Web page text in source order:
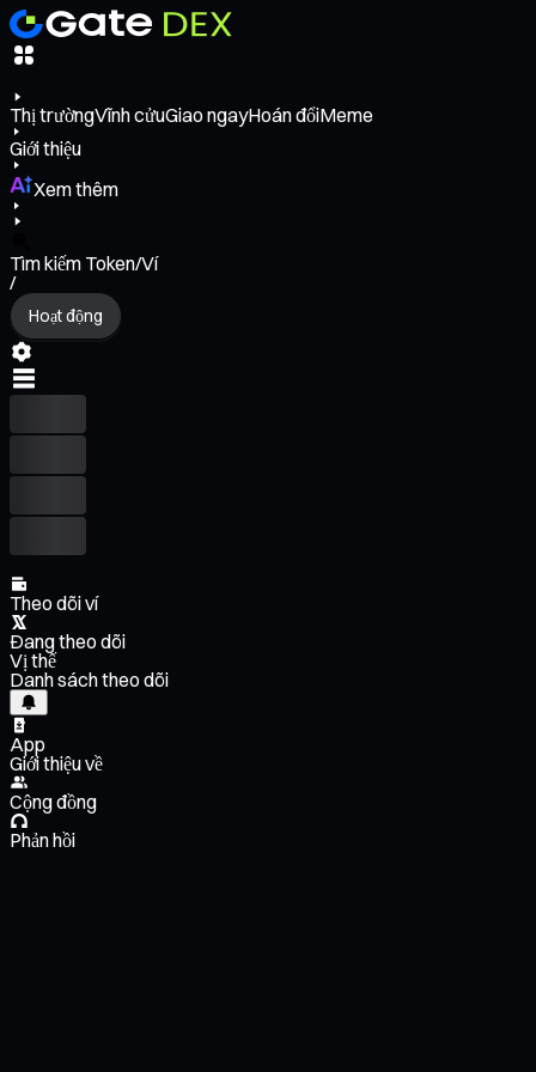
Thị trườngVĩnh cửuGiao ngayHoán đổiMeme
Giới thiệu
Xem thêm
Tìm kiếm Token/Ví
/
Hoạt động
Theo dõi ví
Đang theo dõi
Vị thế
Danh sách theo dõi
App
Giới thiệu về
Cộng đồng
Phản hồi